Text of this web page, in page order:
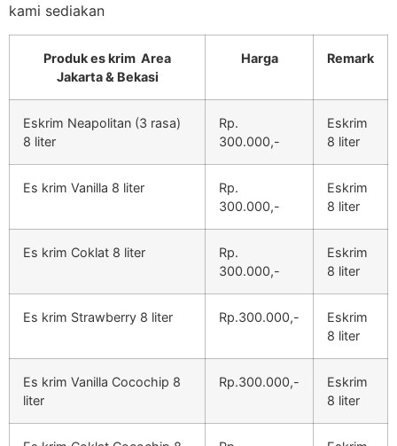
kami sediakan
Produk es krim Area
Jakarta & Bekasi
Harga Remark
Eskrim Neapolitan (3 rasa)
8 liter
Rp.
300.000,-
Eskrim
8 liter
Es krim Vanilla 8 liter
Rp.
300.000,-
Eskrim
8 liter
Es krim Coklat 8 liter
Rp.
300.000,-
Eskrim
8 liter
Es krim Strawberry 8 liter Rp.300.000,-
Eskrim
8 liter
Es krim Vanilla Cocochip 8
liter
Rp.300.000,-
Eskrim
8 liter